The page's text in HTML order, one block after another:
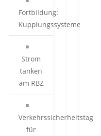
Fortbildung:
Kupplungssysteme
Strom
tanken
am RBZ
Verkehrssicherheitstag
für